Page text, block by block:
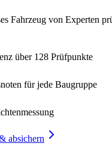
Fahrzeug von Experten
über 128 Prüfpunkte
für jede Baugruppe
absichern